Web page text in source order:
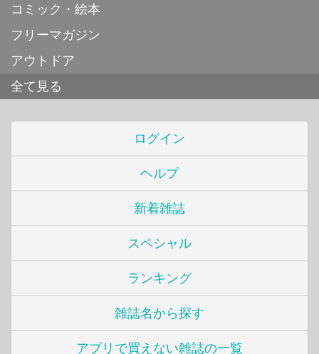
コミック・絵本
フリーマガジン
アウトドア
全て見る
ログイン
ヘルプ
新着雑誌
スペシャル
ランキング
雑誌名から探す
アプリで買えない雑誌の一覧